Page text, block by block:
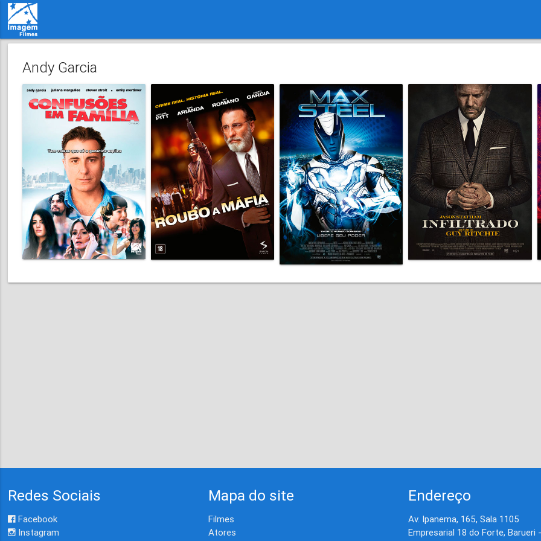
Andy Garcia
Redes Sociais
Facebook
Instagram
Mapa do site
Filmes
Atores
Endereço
Av. Ipanema, 165, Sala 1105
Empresarial 18 do Forte, Barueri